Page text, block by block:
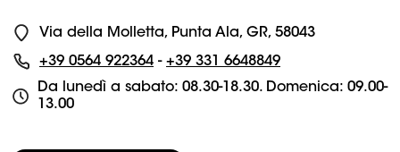
Via della Molletta, Punta Ala, GR, 58043
+39 0564 922364 - +39 331 6648849
Da lunedì a sabato: 08.30-18.30. Domenica: 09.00-
13.00